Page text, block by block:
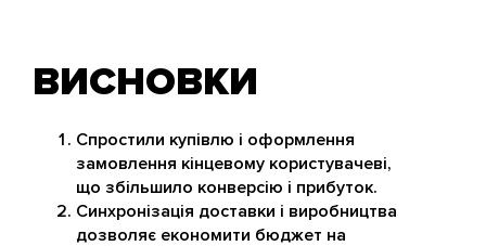
ВИСНОВКИ
Спростили купівлю і оформлення
замовлення кінцевому користувачеві,
що збільшило конверсію і прибуток.
Синхронізація доставки і виробництва
дозволяє економити бюджет на